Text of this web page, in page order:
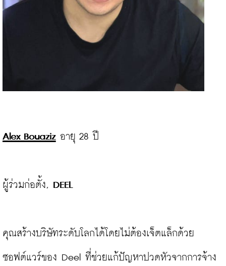
Alex Bouaziz อายุ 28 ปี
ผู้ร่วมก่อตั้ง, DEEL
คุณสร้างบริษัทระดับโลกได้โดยไม่ต้องเจ็ตแล็กด้วย
ซอฟต์แวร์ของ Deel ที่ช่วยแก้ปัญหาปวดหัวจากการจ้าง